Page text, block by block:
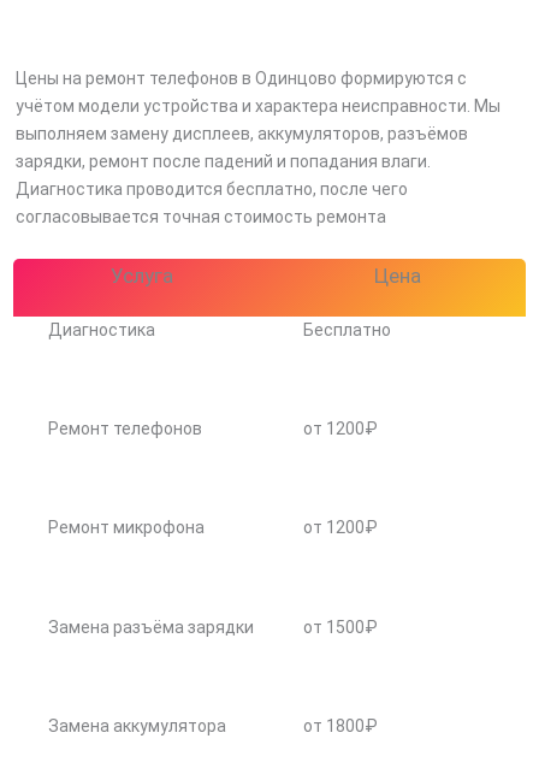
Цены на ремонт телефонов в Одинцово формируются с
учётом модели устройства и характера неисправности. Мы
выполняем замену дисплеев, аккумуляторов, разъёмов
зарядки, ремонт после падений и попадания влаги.
Диагностика проводится бесплатно, после чего
согласовывается точная стоимость ремонта
Услуга Цена
Диагностика Бесплатно
Ремонт телефонов от 1200₽
Ремонт микрофона от 1200₽
Замена разъёма зарядки от 1500₽
Замена аккумулятора от 1800₽